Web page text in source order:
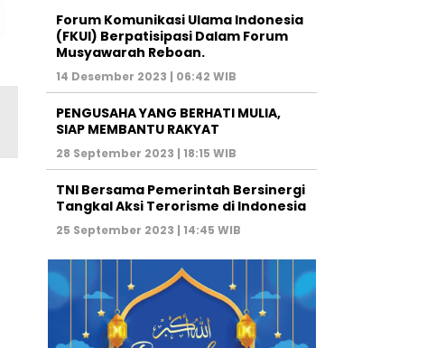
Forum Komunikasi Ulama Indonesia
(FKUI) Berpatisipasi Dalam Forum
Musyawarah Reboan.
14 Desember 2023 | 06:42 WIB
PENGUSAHA YANG BERHATI MULIA,
SIAP MEMBANTU RAKYAT
28 September 2023 | 18:15 WIB
TNI Bersama Pemerintah Bersinergi
Tangkal Aksi Terorisme di Indonesia
25 September 2023 | 14:45 WIB